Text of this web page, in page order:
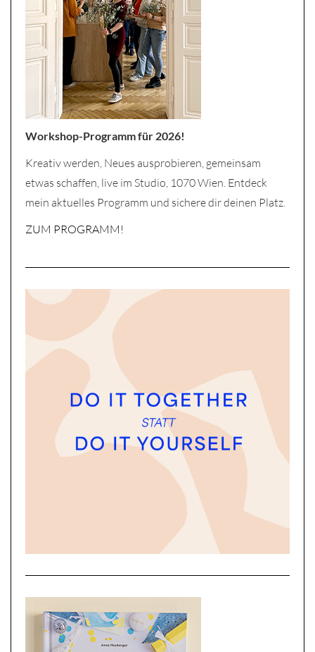
Workshop-Programm für 2026!
Kreativ werden, Neues ausprobieren, gemeinsam
etwas schaffen, live im Studio, 1070 Wien. Entdeck
mein aktuelles Programm und sichere dir deinen Platz.
ZUM PROGRAMM!